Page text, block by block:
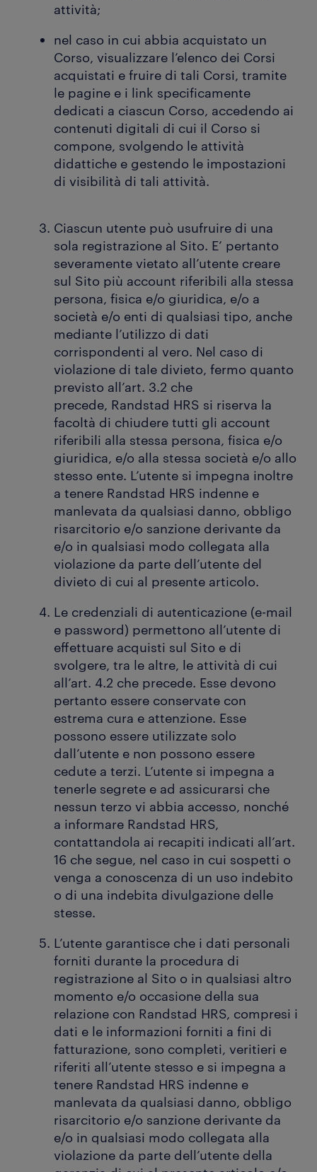
attività;
nel caso in cui abbia acquistato un
Corso, visualizzare l’elenco dei Corsi
acquistati e fruire di tali Corsi, tramite
le pagine e i link specificamente
dedicati a ciascun Corso, accedendo ai
contenuti digitali di cui il Corso si
compone, svolgendo le attività
didattiche e gestendo le impostazioni
di visibilità di tali attività.
Ciascun utente può usufruire di una
sola registrazione al Sito. E’ pertanto
severamente vietato all’utente creare
sul Sito più account riferibili alla stessa
persona, fisica e/o giuridica, e/o a
società e/o enti di qualsiasi tipo, anche
mediante l’utilizzo di dati
corrispondenti al vero. Nel caso di
violazione di tale divieto, fermo quanto
previsto all’art. 3.2 che
precede, Randstad HRS si riserva la
facoltà di chiudere tutti gli account
riferibili alla stessa persona, fisica e/o
giuridica, e/o alla stessa società e/o allo
stesso ente. L’utente si impegna inoltre
a tenere Randstad HRS indenne e
manlevata da qualsiasi danno, obbligo
risarcitorio e/o sanzione derivante da
e/o in qualsiasi modo collegata alla
violazione da parte dell’utente del
divieto di cui al presente articolo.
Le credenziali di autenticazione (e-mail
e password) permettono all’utente di
effettuare acquisti sul Sito e di
svolgere, tra le altre, le attività di cui
all’art. 4.2 che precede. Esse devono
pertanto essere conservate con
estrema cura e attenzione. Esse
possono essere utilizzate solo
dall’utente e non possono essere
cedute a terzi. L’utente si impegna a
tenerle segrete e ad assicurarsi che
nessun terzo vi abbia accesso, nonché
a informare Randstad HRS,
contattandola ai recapiti indicati all’art.
16 che segue, nel caso in cui sospetti o
venga a conoscenza di un uso indebito
o di una indebita divulgazione delle
stesse.
L’utente garantisce che i dati personali
forniti durante la procedura di
registrazione al Sito o in qualsiasi altro
momento e/o occasione della sua
relazione con Randstad HRS, compresi i
dati e le informazioni forniti a fini di
fatturazione, sono completi, veritieri e
riferiti all’utente stesso e si impegna a
tenere Randstad HRS indenne e
manlevata da qualsiasi danno, obbligo
risarcitorio e/o sanzione derivante da
e/o in qualsiasi modo collegata alla
violazione da parte dell’utente della